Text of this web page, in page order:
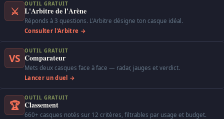
⚔
OUTIL GRATUIT
L'Arbitre de l'Arène
Réponds à 3 questions. L'Arbitre désigne ton casque idéal.
Consulter l'Arbitre →
VS
OUTIL GRATUIT
Comparateur
Mets deux casques face à face — radar, jauges et verdict.
Lancer un duel →
🏆
OUTIL GRATUIT
Classement
660+ casques notés sur 12 critères, filtrables par usage et budget.